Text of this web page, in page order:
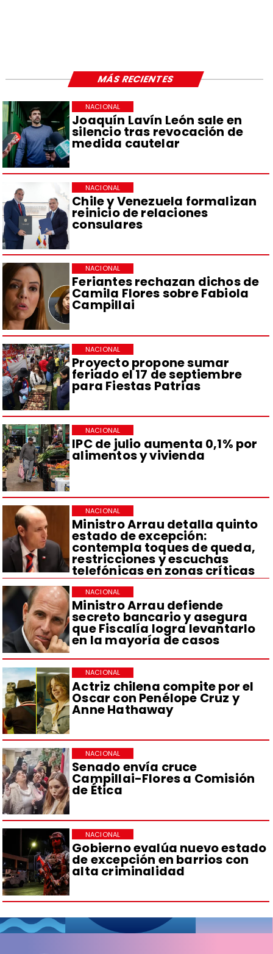
Joaquín Lavín León sale en
silencio tras revocación de
medida cautelar
NACIONAL
Chile y Venezuela formalizan
reinicio de relaciones
consulares
NACIONAL
Feriantes rechazan dichos de
Camila Flores sobre Fabiola
Campillai
NACIONAL
Proyecto propone sumar
feriado el 17 de septiembre
para Fiestas Patrias
NACIONAL
IPC de julio aumenta 0,1% por
alimentos y vivienda
NACIONAL
Ministro Arrau detalla quinto
estado de excepción:
contempla toques de queda,
restricciones y escuchas
telefónicas en zonas críticas
NACIONAL
Ministro Arrau defiende
secreto bancario y asegura
que Fiscalía logra levantarlo
en la mayoría de casos
NACIONAL
Actriz chilena compite por el
Oscar con Penélope Cruz y
Anne Hathaway
NACIONAL
Senado envía cruce
Campillai-Flores a Comisión
de Ética
NACIONAL
Gobierno evalúa nuevo estado
de excepción en barrios con
alta criminalidad
NACIONAL
MÁS RECIENTES